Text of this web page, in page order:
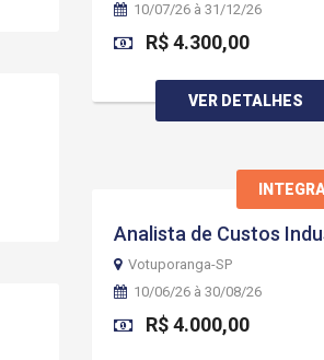
10/07/26 à 31/12/26
R$ 4.300,00
VER DETALHES
Analista de Custos
Votuporanga-SP
10/06/26 à 30/08/26
R$ 4.000,00